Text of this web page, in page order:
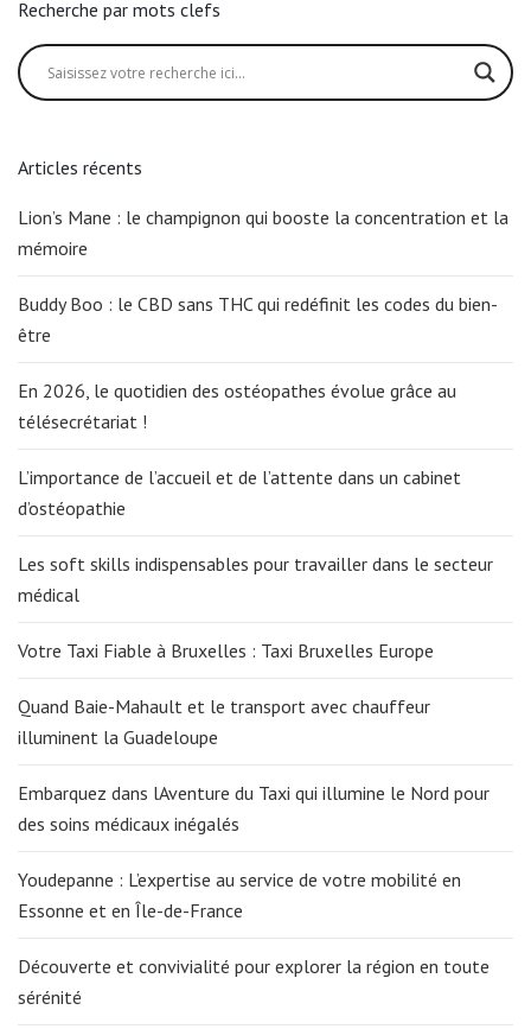
Recherche par mots clefs
Articles récents
Lion’s Mane : le champignon qui booste la concentration et la
mémoire
Buddy Boo : le CBD sans THC qui redéfinit les codes du bien-
être
En 2026, le quotidien des ostéopathes évolue grâce au
télésecrétariat !
L’importance de l’accueil et de l’attente dans un cabinet
d’ostéopathie
Les soft skills indispensables pour travailler dans le secteur
médical
Votre Taxi Fiable à Bruxelles : Taxi Bruxelles Europe
Quand Baie-Mahault et le transport avec chauffeur
illuminent la Guadeloupe
Embarquez dans lAventure du Taxi qui illumine le Nord pour
des soins médicaux inégalés
Youdepanne : L’expertise au service de votre mobilité en
Essonne et en Île-de-France
Découverte et convivialité pour explorer la région en toute
sérénité